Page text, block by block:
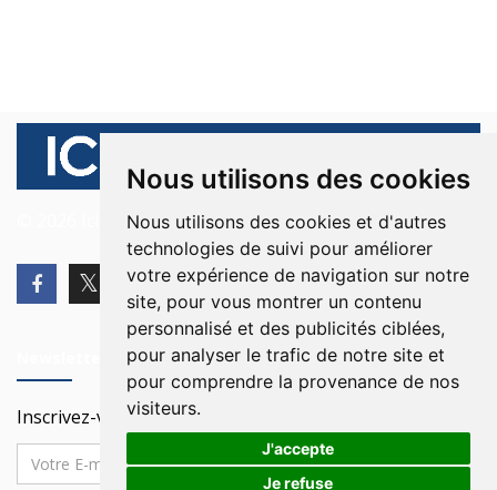
Nous utilisons des cookies
Nous utilisons des cookies et d'autres
technologies de suivi pour améliorer
votre expérience de navigation sur notre
site, pour vous montrer un contenu
personnalisé et des publicités ciblées,
pour analyser le trafic de notre site et
pour comprendre la provenance de nos
visiteurs.
J'accepte
Je refuse
© 2026 Ici Beyrouth. Tous les droits sont réservés.
Inscrivez-vous à notre Newsletter